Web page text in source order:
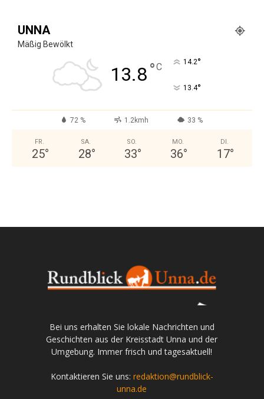
UNNA
Mäßig Bewölkt
13.8°C 14.2°
13.4°
72 % 1.2kmh 33 %
FR.
25°
SA.
28°
SO.
33°
MO.
36°
DI.
17°
Bei uns erhalten Sie lokale Nachrichten und
Geschichten aus der Kreisstadt Unna und der
Umgebung. Immer frisch und tagesaktuell!
Kontaktieren Sie uns: redaktion@rundblick-
unna.de